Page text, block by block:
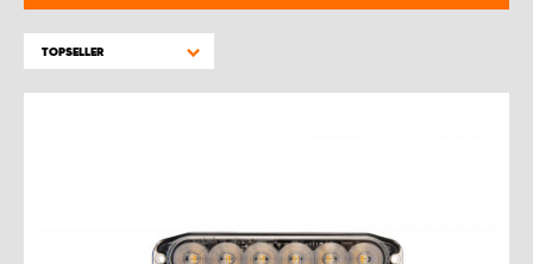
TOPSELLER
WORK SYSTEM WORK SYSTEM BRÜGGE